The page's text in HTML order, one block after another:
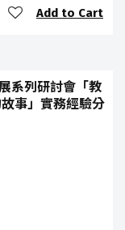
Add to Cart
系列研討會「教
事」實務經驗分